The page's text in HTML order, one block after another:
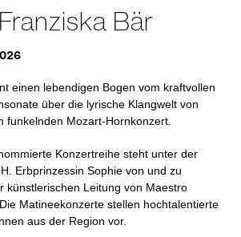
Bär
einen lebendigen Bogen vom kraftvollen
über die lyrische Klangwelt von
funkelnden Mozart-Hornkonzert.
Konzertreihe steht unter der
Erbprinzessin Sophie von und zu
künstlerischen Leitung von Maestro
Matineekonzerte stellen hochtalentierte
aus der Region vor.